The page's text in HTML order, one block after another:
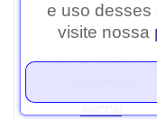
TOALHA SATRLUX
e uso desses
visite nossa